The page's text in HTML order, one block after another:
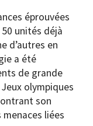
éprouvées
50 unités déjà
d’autres en
a été
de grande
olympiques
son
liées